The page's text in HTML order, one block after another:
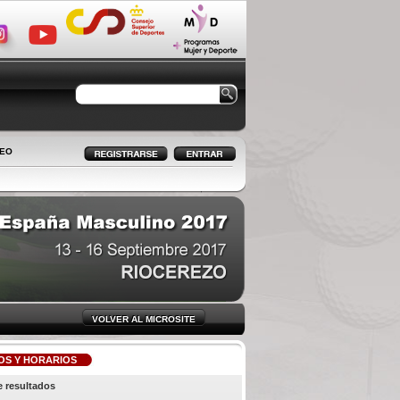
VOLVER AL MICROSITE
Y HORARIOS
resultados